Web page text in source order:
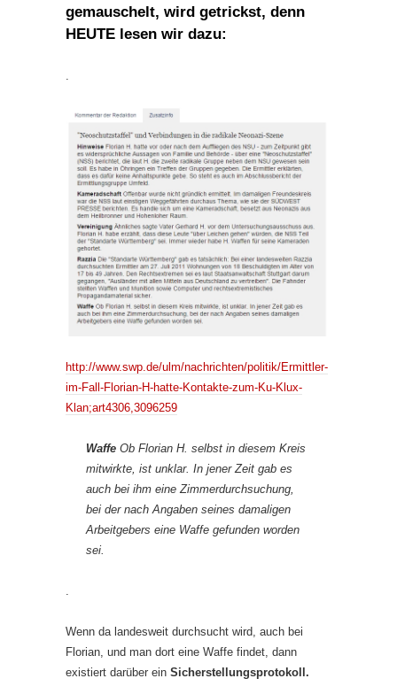
gemauschelt, wird getrickst, denn
HEUTE lesen wir dazu:
.
http://www.swp.de/ulm/nachrichten/politik/Ermittler-
im-Fall-Florian-H-hatte-Kontakte-zum-Ku-Klux-
Klan;art4306,3096259
Waffe Ob Florian H. selbst in diesem Kreis
mitwirkte, ist unklar. In jener Zeit gab es
auch bei ihm eine Zimmerdurchsuchung,
bei der nach Angaben seines damaligen
Arbeitgebers eine Waffe gefunden worden
sei.
Wenn da landesweit durchsucht wird, auch bei
Florian, und man dort eine Waffe findet, dann
existiert darüber ein Sicherstellungsprotokoll.